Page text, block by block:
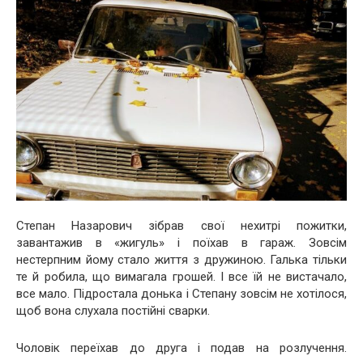
Степан Назарович зібрав свої нехитрі пожитки,
завантажив в «жигуль» і поїхав в гараж. Зовсім
нестерпним йому стало життя з дружиною. Галька тільки
те й робила, що вимагала грошей. І все їй не вистачало,
все мало. Підростала донька і Степану зовсім не хотілося,
щоб вона слухала постійні сварки.
Чоловік переїхав до друга і подав на розлучення.